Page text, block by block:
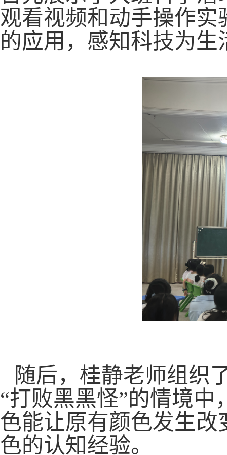
观看视频和动手操作实
的应用，感知科技为
随后，桂静老师组织
“打败黑黑怪”的情境
色能让原有颜色发生改
色的认知经验。